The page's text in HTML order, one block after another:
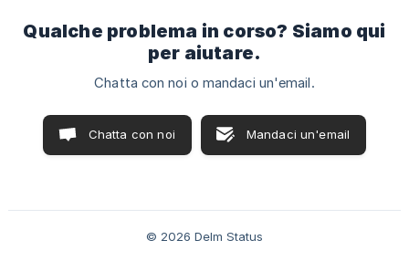
Qualche problema in corso? Siamo qui
per aiutare.
Chatta con noi o mandaci un'email.
Chatta con noi Mandaci un'email
© 2026 Delm Status